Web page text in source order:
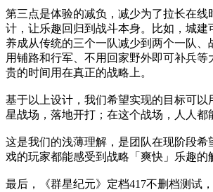
第三点是体验的减负，减少为了拉长在线
计，让乐趣回归到战斗本身。比如，城建
养成从传统的三个一队减少到两个一队、
用铺路和行军、不用回家野外即可补兵等
贵的时间用在真正的战略上。
基于以上设计，我们希望实现的目标可
星战场，落地开打；在这个战场，人人都
这是我们的浅薄理解，是团队在现阶段希
戏的玩家都能感受到战略「爽快」乐趣的
最后，《群星纪元》定档417不删档测试